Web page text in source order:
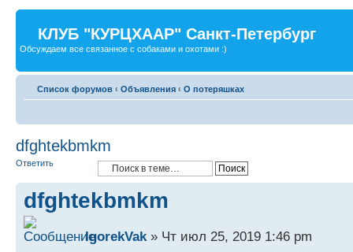
КЛУБ "КУРЦХААР" Санкт-Петербург
Обсуждаем все связанное с собаками и охотами :)
Список форумов ‹ Объявления ‹ О потеряшках
dfghtekbmkm
Ответить
dfghtekbmkm
IgorekVak » Чт июл 25, 2019 1:46 pm